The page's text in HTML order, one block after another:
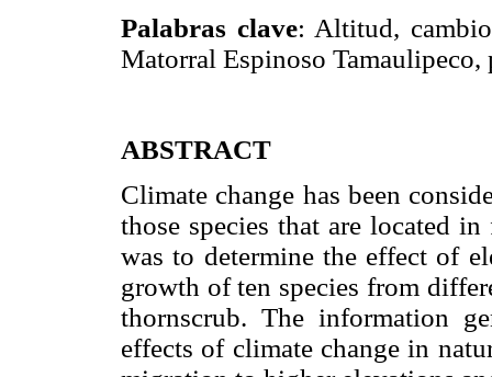
Palabras clave: Altitud,
Matorral Espinoso Tamaulipeco,
ABSTRACT
Climate change has been
those species that are located
was to determine the effect of
growth of ten species from
thornscrub. The information
effects of climate change in